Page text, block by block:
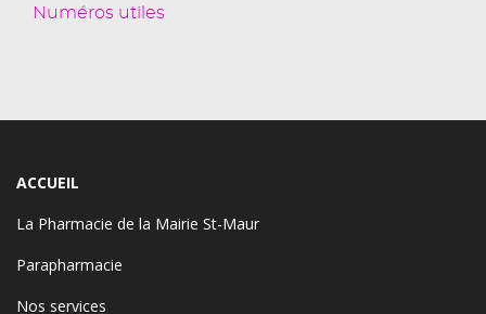
Numéros utiles
ACCUEIL
La Pharmacie de la Mairie St-Maur
Parapharmacie
Nos services